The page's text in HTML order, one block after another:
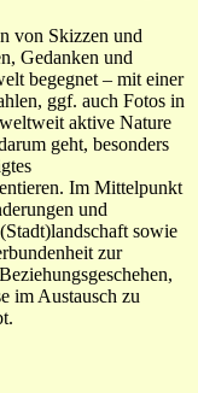
von Skizzen und
Gedanken und
begegnet – mit einer
ggf. auch Fotos in
aktive Nature
geht, besonders
Im Mittelpunkt
und
sowie
zur
im Austausch zu